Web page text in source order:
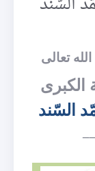
تعالى
الكبرى
السّند